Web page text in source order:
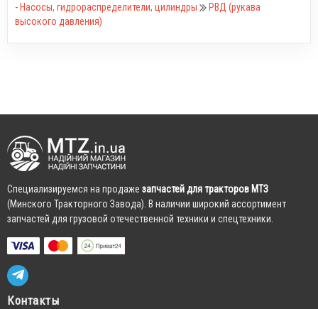
- Насосы, гидрораспределители, цилиндры
РВД (рукава
высокого давления)
Cпециализируемся на продаже запчастей для тракторов МТЗ
(Минского Тракторного Завода). В наличии широкий ассортимент
запчастей для грузовой отечественной техники и спецтехники.
Контакты